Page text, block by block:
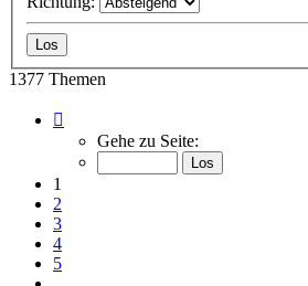
1377 Themen
von
Gehe zu Seite:
1
2
3
4
5